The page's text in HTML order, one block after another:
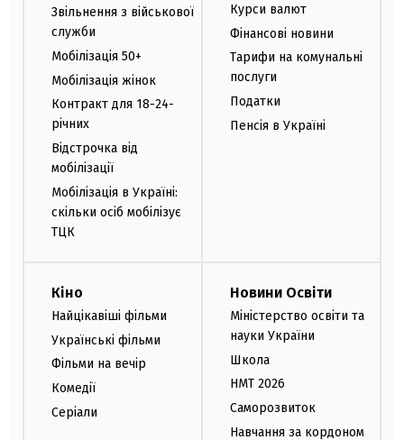
Звільнення з військової
служби
Мобілізація 50+
Мобілізація жінок
Контракт для 18-24-
річних
Відстрочка від
мобілізації
Мобілізація в Україні:
скільки осіб мобілізує
ТЦК
Курси валют
Фінансові новини
Тарифи на комунальні
послуги
Податки
Пенсія в Україні
Кіно
Найцікавіші фільми
Українські фільми
Фільми на вечір
Комедії
Серіали
Новини Освіти
Міністерство освіти та
науки України
Школа
НМТ 2026
Саморозвиток
Навчання за кордоном